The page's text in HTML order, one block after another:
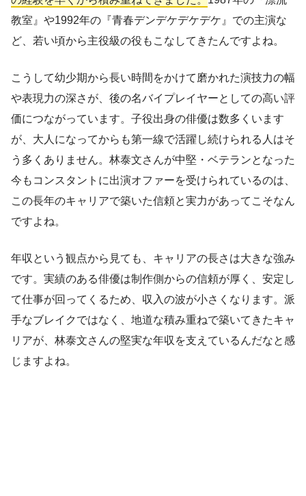
教室』や1992年の『青春デンデケデケデケ』での主演な
ど、若い頃から主役級の役もこなしてきたんですよね。
こうして幼少期から長い時間をかけて磨かれた演技力の幅
や表現力の深さが、後の名バイプレイヤーとしての高い評
価につながっています。子役出身の俳優は数多くいます
が、大人になってからも第一線で活躍し続けられる人はそ
う多くありません。林泰文さんが中堅・ベテランとなった
今もコンスタントに出演オファーを受けられているのは、
この長年のキャリアで築いた信頼と実力があってこそなん
ですよね。
年収という観点から見ても、キャリアの長さは大きな強み
です。実績のある俳優は制作側からの信頼が厚く、安定し
て仕事が回ってくるため、収入の波が小さくなります。派
手なブレイクではなく、地道な積み重ねで築いてきたキャ
リアが、林泰文さんの堅実な年収を支えているんだなと感
じますよね。